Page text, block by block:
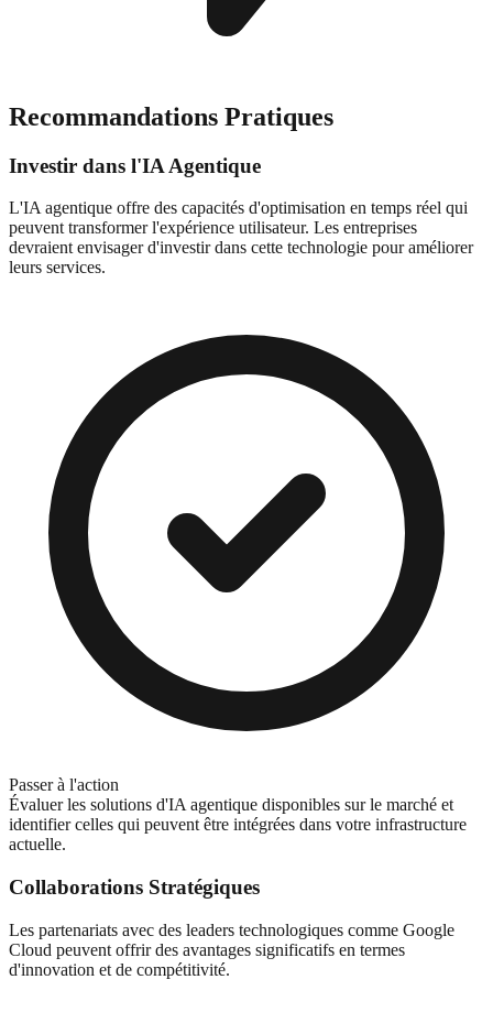
Recommandations Pratiques
Investir dans l'IA Agentique
L'IA agentique offre des capacités d'optimisation en temps réel qui
peuvent transformer l'expérience utilisateur. Les entreprises
devraient envisager d'investir dans cette technologie pour améliorer
leurs services.
Passer à l'action
Évaluer les solutions d'IA agentique disponibles sur le marché et
identifier celles qui peuvent être intégrées dans votre infrastructure
actuelle.
Collaborations Stratégiques
Les partenariats avec des leaders technologiques comme Google
Cloud peuvent offrir des avantages significatifs en termes
d'innovation et de compétitivité.